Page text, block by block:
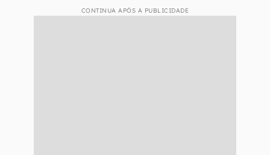
CONTINUA APÓS A PUBLICIDADE